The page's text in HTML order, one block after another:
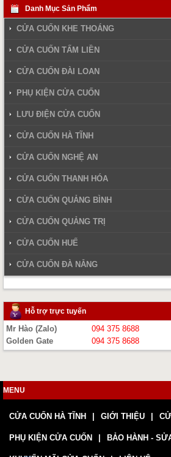
Danh Mục Sản Phẩm
CỬA CUỐN KHE THOÁNG
CỬA CUỐN TẤM LIỀN
CỬA CUỐN ĐÀI LOAN
PHỤ KIỆN CỬA CUỐN
LƯU ĐIỆN CỬA CUỐN
CỬA CUỐN HÀ TĨNH
CỬA CUỐN NGHỆ AN
CỬA CUỐN THANH HÓA
CỬA CUỐN QUẢNG BÌNH
CỬA CUỐN QUẢNG TRỊ
CỬA CUỐN HUẾ
CỬA CUỐN ĐÀ NẴNG
Hỗ trợ trực tuyến
Mr Hào (Zalo)
094 375 8688
Golden Gate
094 375 8688
MENU
CỬA CUỐN HÀ TĨNH GIỚI THIỆU
PHỤ KIỆN CỬA CUỐN BẢO HÀNH -